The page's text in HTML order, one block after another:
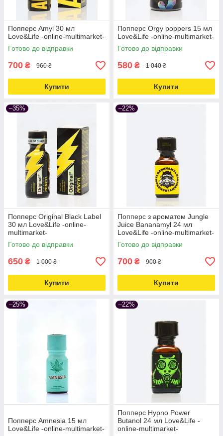
Попперс Amyl 30 мл
Love&Life -online-multimarket-
Готово до відправки
700 ₴ 960 ₴
Купити
Попперс Orgy poppers 15 мл
Love&Life -online-multimarket-
Готово до відправки
580 ₴ 1 040 ₴
Купити
–35%
Попперс Original Black Label
30 мл Love&Life -online-
multimarket-
Готово до відправки
650 ₴ 1 000 ₴
Купити
–22%
Попперс з ароматом Jungle
Juice Bananamyl 24 мл
Love&Life -online-multimarket-
Готово до відправки
700 ₴ 900 ₴
Купити
–25%
Попперс Amnesia 15 мл
Love&Life -online-multimarket-
–22%
Попперс Hypno Power
Butanol 24 мл Love&Life -
online-multimarket-